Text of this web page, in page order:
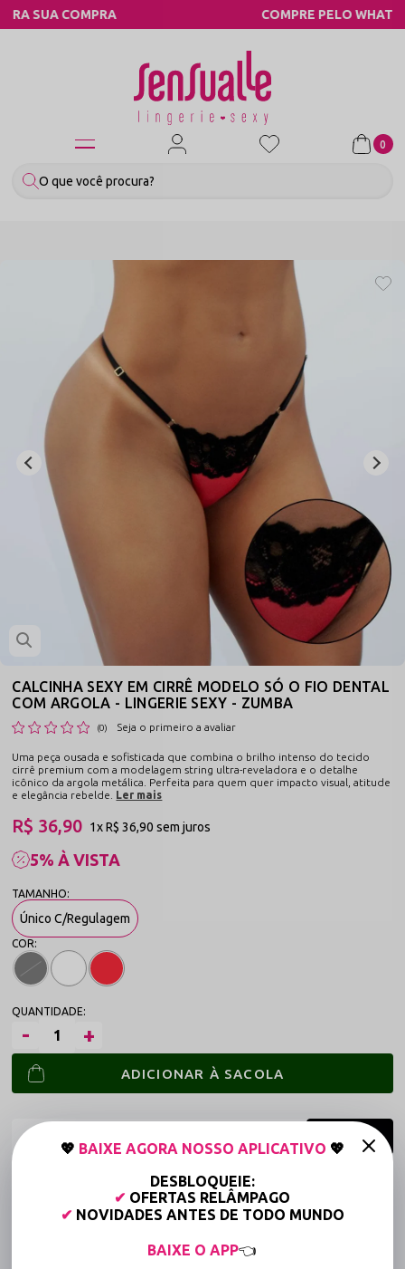
COMPRE PELO WHATSAPP
0
CALCINHA SEXY EM CIRRÊ MODELO SÓ O FIO DENTAL
COM ARGOLA - LINGERIE SEXY - ZUMBA
(0) Seja o primeiro a avaliar
Uma peça ousada e sofisticada que combina o brilho intenso do tecido
cirrê premium com a modelagem string ultra-reveladora e o detalhe
icônico da argola metálica. Perfeita para quem quer impacto visual, atitude
e elegância rebelde.
Ler mais
5% À VISTA
R$ 36,90 1xR$ 36,90sem juros
Único C/Regulagem
ADICIONAR À SACOLA
Frete grátis a partir de R$149,90 (Varejo)*
Até 6x Sem Juros (Varejo)
15% OFF para Compras Acima de R$400,00 (Varejo)
💖 BAIXE AGORA NOSSO APLICATIVO 💖
DESBLOQUEIE:
✔ OFERTAS RELÂMPAGO
✔ NOVIDADES ANTES DE TODO MUNDO
BAIXE O APP👈